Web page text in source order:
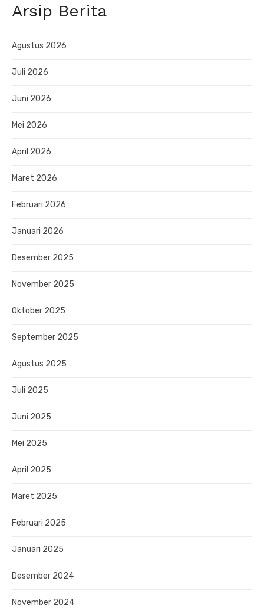
Arsip Berita
Agustus 2026
Juli 2026
Juni 2026
Mei 2026
April 2026
Maret 2026
Februari 2026
Januari 2026
Desember 2025
November 2025
Oktober 2025
September 2025
Agustus 2025
Juli 2025
Juni 2025
Mei 2025
April 2025
Maret 2025
Februari 2025
Januari 2025
Desember 2024
November 2024